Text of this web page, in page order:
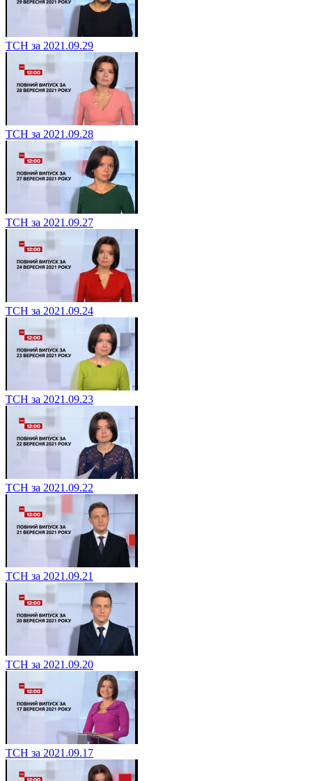
ТСН за 2021.09.29
ТСН за 2021.09.28
ТСН за 2021.09.27
ТСН за 2021.09.24
ТСН за 2021.09.23
ТСН за 2021.09.22
ТСН за 2021.09.21
ТСН за 2021.09.20
ТСН за 2021.09.17